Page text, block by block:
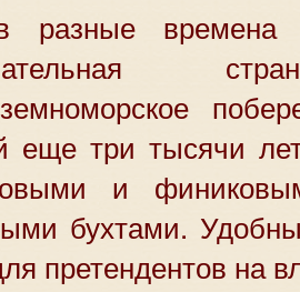
разные времена
еще три тысячи
и
бухтами.
претендентов на